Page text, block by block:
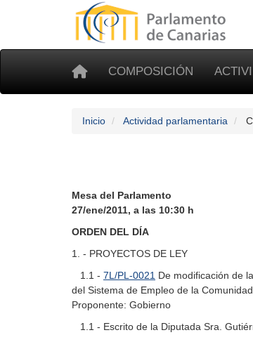
COMPOSICIÓN
Inicio Actividad parlamentaria
Mesa del Parlamento
27/ene/2011, a las 10:30 h
ORDEN DEL DÍA
1. - PROYECTOS DE LEY
1.1 - 7L/PL-0021 De modificación de
del Sistema de Empleo de la
Proponente: Gobierno
1.1 - Escrito de la Diputada Sra.